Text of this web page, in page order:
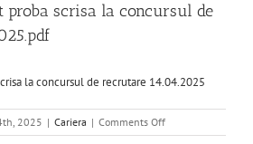
proba scrisa la concursul de
la concursul de recrutare 14.04.2025
2025 | Cariera | Comments Offon
Publicare